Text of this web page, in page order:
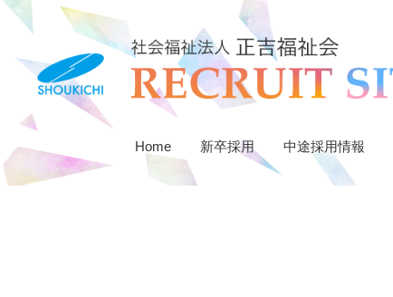
Home 新卒採用 中途採用情報